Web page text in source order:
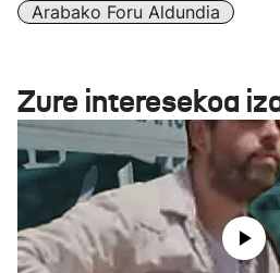
Arabako Foru Aldundia
Zure interesekoa